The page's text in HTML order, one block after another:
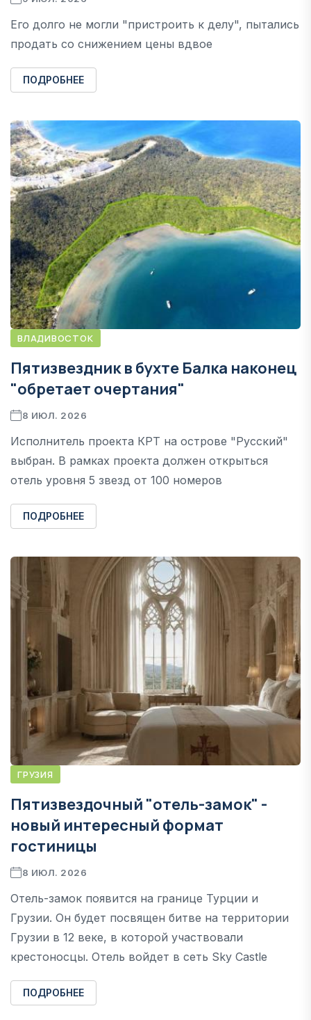
Его долго не могли "пристроить к делу", пытались
продать со снижением цены вдвое
ПОДРОБНЕЕ
ВЛАДИВОСТОК
Пятизвездник в бухте Балка наконец
"обретает очертания"
8 ИЮЛ. 2026
Исполнитель проекта КРТ на острове "Русский"
выбран. В рамках проекта должен открыться
отель уровня 5 звезд от 100 номеров
ПОДРОБНЕЕ
ГРУЗИЯ
Пятизвездочный "отель-замок" -
новый интересный формат
гостиницы
8 ИЮЛ. 2026
Отель-замок появится на границе Турции и
Грузии. Он будет посвящен битве на территории
Грузии в 12 веке, в которой участвовали
крестоносцы. Отель войдет в сеть Sky Castle
ПОДРОБНЕЕ